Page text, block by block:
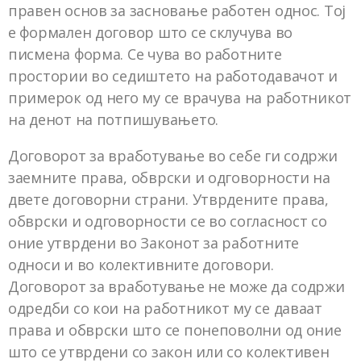
правен основ за засновање работен однос. Тој
е формален договор што се склучува во
писмена форма. Се чува во работните
простории во седиштето на работодавачот и
примерок од него му се врачува на работникот
на денот на потпишувањето.
Договорот за вработување во себе ги содржи
заемните права, обврски и одговорности на
двете договорни страни. Утврдените права,
обврски и одговорности се во согласност со
оние утврдени во Законот за работните
односи и во колективните договори.
Договорот за вработување не може да содржи
одредби со кои на работникот му се даваат
права и обврски што се понеповолни од оние
што се утврдени со закон или со колективен